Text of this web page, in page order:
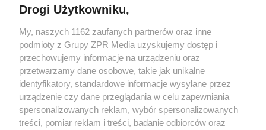
Żaden utwór zamieszczony w serwisie nie może być powielany i
rozpowszechniany lub dalej rozpowszechniany w jakikolwiek sposób (w
tym także elektroniczny lub mechaniczny) na jakimkolwiek polu
eksploatacji w jakiejkolwiek formie, włącznie z umieszczaniem w
Internecie bez pisemnej zgody właściciela praw. Jakiekolwiek użycie lub
wykorzystanie utworów w całości lub w części z naruszeniem prawa,
tzn. bez właściwej zgody, jest zabronione pod groźbą kary i może być
ścigane prawnie.
Drogi Użytkowniku,
My, naszych 1162 zaufanych partnerów oraz inne
podmioty z Grupy ZPR Media uzyskujemy dostęp i
przechowujemy informacje na urządzeniu oraz
przetwarzamy dane osobowe, takie jak unikalne
identyfikatory, standardowe informacje wysyłane przez
urządzenie czy dane przeglądania w celu zapewniania
spersonalizowanych reklam, wybór spersonalizowanych
treści, pomiar reklam i treści, badanie odbiorców oraz